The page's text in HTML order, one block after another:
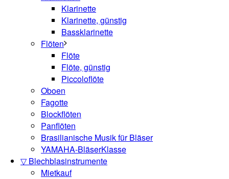
Klarinette
Klarinette, günstig
Bassklarinette
Flöten
Flöte
Flöte, günstig
Piccoloflöte
Oboen
Fagotte
Blockflöten
Panflöten
Brasilianische Musik für Bläser
YAMAHA-BläserKlasse
▽ Blechblasinstrumente
Mietkauf